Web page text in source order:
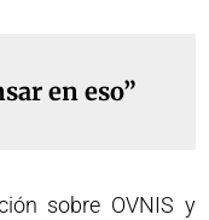
en eso”
sobre OVNIS y